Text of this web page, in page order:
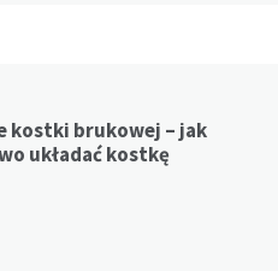
kostki brukowej – jak
układać kostkę